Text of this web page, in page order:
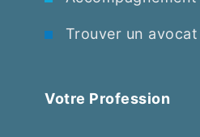
Trouver un avocat
Votre Profession